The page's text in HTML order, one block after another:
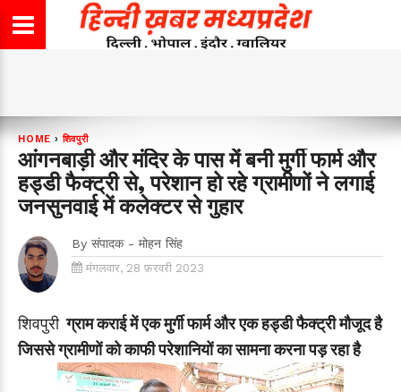
HOME ›शिवपुरी
आंगनबाड़ी और मंदिर के पास में बनी मुर्गी फार्म और
हड्डी फैक्ट्री से, परेशान हो रहे ग्रामीणों ने लगाई
जनसुनवाई में कलेक्टर से गुहार
By संपादक - मोहन सिंह
मंगलवार, 28 फ़रवरी 2023
शिवपुरीग्राम कराई में एक मुर्गी फार्म और एक हड्डी फैक्ट्री मौजूद है
जिससे ग्रामीणों को काफी परेशानियों का सामना करना पड़ रहा है